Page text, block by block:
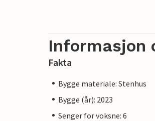
Informasjon
Fakta
Bygge materiale: Stenhus
Bygge (år): 2023
Senger for voksne: 6